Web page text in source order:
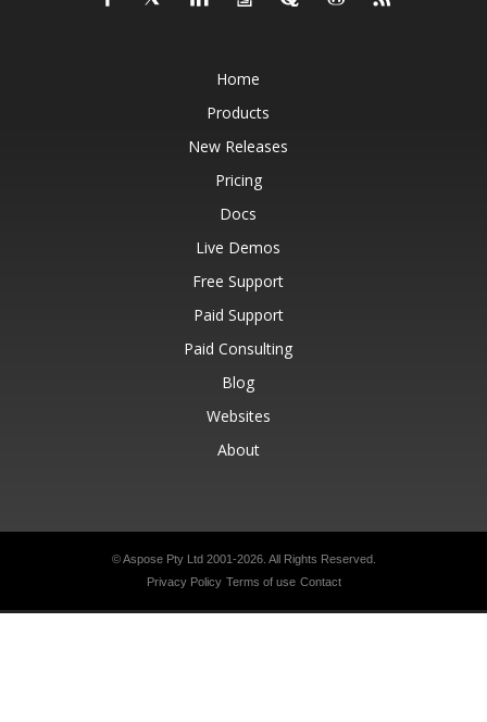
Home
Products
New Releases
Pricing
Docs
Live Demos
Free Support
Paid Support
Paid Consulting
Blog
Websites
About
© Aspose Pty Ltd 2001-2026. All Rights Reserved.
Privacy Policy Terms of use Contact